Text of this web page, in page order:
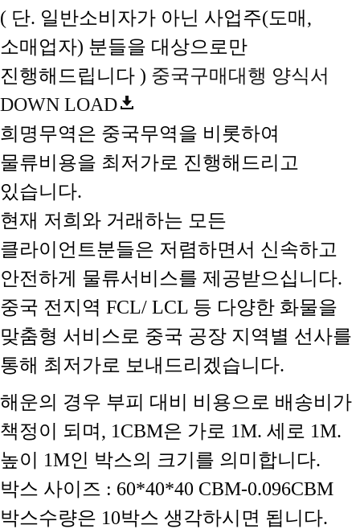
( 단. 일반소비자가 아닌 사업주(도매,
소매업자) 분들을 대상으로만
진행해드립니다 ) 중국구매대행 양식서
DOWN LOAD
희명무역은 중국무역을 비롯하여
물류비용을 최저가로 진행해드리고
있습니다.
현재 저희와 거래하는 모든
클라이언트분들은 저렴하면서 신속하고
안전하게 물류서비스를 제공받으십니다.
중국 전지역 FCL/ LCL 등 다양한 화물을
맞춤형 서비스로 중국 공장 지역별 선사를
통해 최저가로 보내드리겠습니다.
해운의 경우 부피 대비 비용으로 배송비가
책정이 되며, 1CBM은 가로 1M. 세로 1M.
높이 1M인 박스의 크기를 의미합니다.
박스 사이즈 : 60*40*40 CBM-0.096CBM
박스수량은 10박스 생각하시면 됩니다.